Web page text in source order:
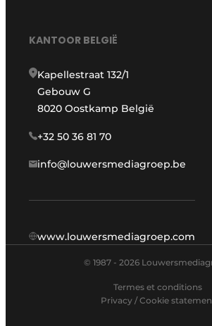
KANTOOR BELGIË
Kapellestraat 132/1
Gebouw G
8020 Oostkamp België
+32 50 36 81 70
info@louwersmediagroep.be
www.louwersmediagroep.com
© 1987 - 2026
Termes et conditions
Privacy / Cookie